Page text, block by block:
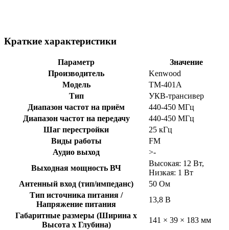
Краткие характеристики
Параметр
Значение
Производитель
Kenwood
Модель
TM-401A
Тип
УКВ-трансивер
Диапазон частот на приём
440-450 МГц
Диапазон частот на передачу
440-450 МГц
Шаг перестройки
25 кГц
Виды работы
FM
Аудио выход
>-
Выходная мощность ВЧ
Высокая: 12 Вт,
Низкая: 1 Вт
Антенный вход (тип/импеданс)
50 Ом
Тип источника питания /
Напряжение питания
13,8 В
Габаритные размеры (Ширина x
Высота x Глубина)
141 × 39 × 183 мм